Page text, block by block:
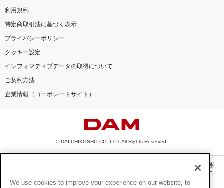
利用規約
特定商取引法に基づく表示
プライバシーポリシー
クッキー設定
インフォマティブデータの取得について
ご契約方法
企業情報（コーポレートサイト）
© DAIICHIKOSHO CO.,LTD. All Rights Reserved.
このサイトに掲載されている一切の文章・画像・写真・動画・音声等を、手段や形態
を問わず、著作権法の定める範囲を超えて無断で複製、転載、ファイル化などするこ
とを禁じます。
We use cookies to improve your experience on our website, to